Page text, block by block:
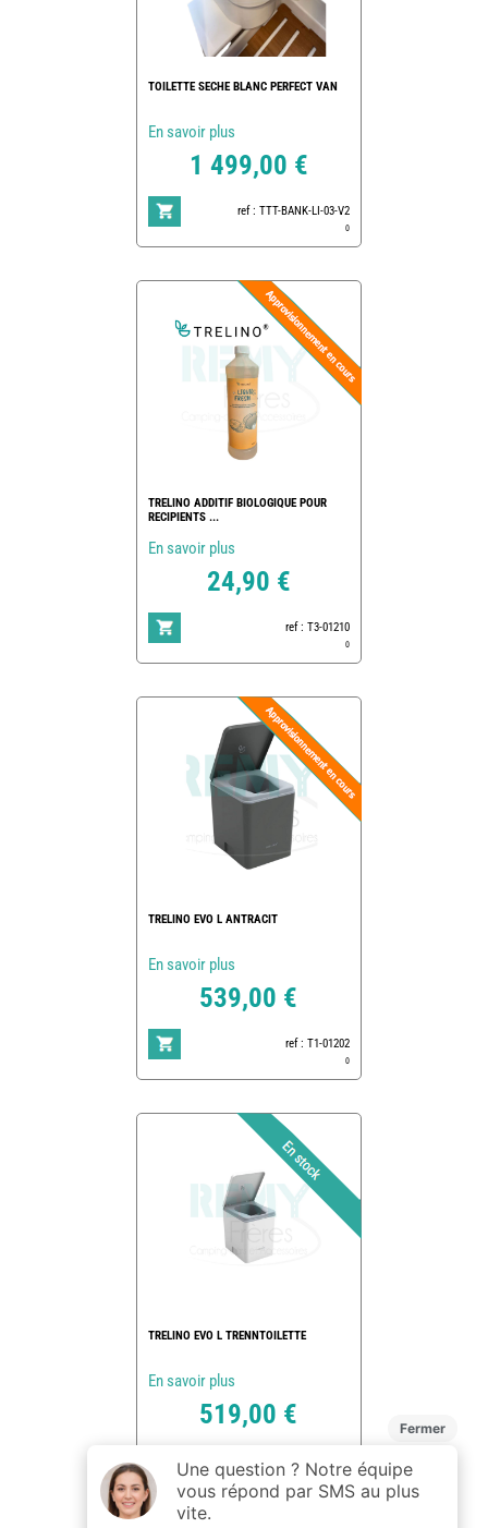
TOILETTE SECHE BLANC PERFECT VAN
En savoir plus
1 499,00 €
ref : TTT-BANK-LI-03-V2
0
TRELINO ADDITIF BIOLOGIQUE POUR
RECIPIENTS ...
En savoir plus
24,90 €
ref : T3-01210
0
TRELINO EVO L ANTRACIT
En savoir plus
539,00 €
ref : T1-01202
0
TRELINO EVO L TRENNTOILETTE
En savoir plus
519,00 €
ref : T1-01201
1